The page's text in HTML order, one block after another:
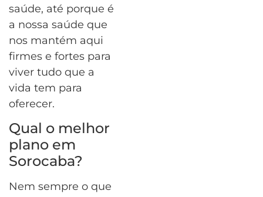
saúde, até porque é
a nossa saúde que
nos mantém aqui
firmes e fortes para
viver tudo que a
vida tem para
oferecer.
Qual o melhor
plano em
Sorocaba?
Nem sempre o que